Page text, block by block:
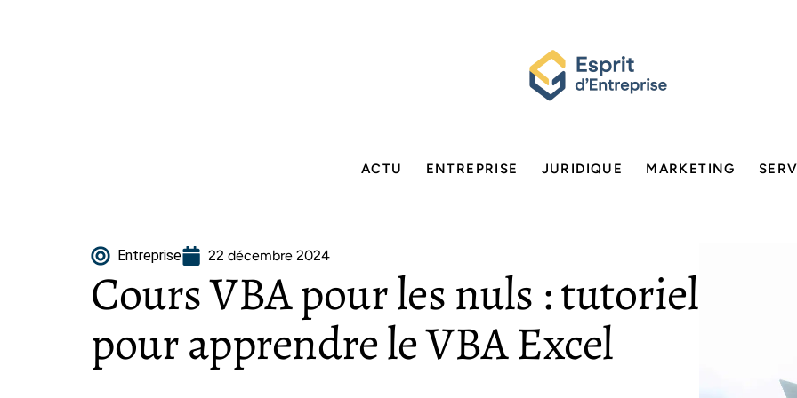
ACTU ENTREPRISE JURIDIQUE MARKETING
Entreprise 22 décembre 2024
Cours VBA pour les nuls : tutoriel
pour apprendre le VBA Excel